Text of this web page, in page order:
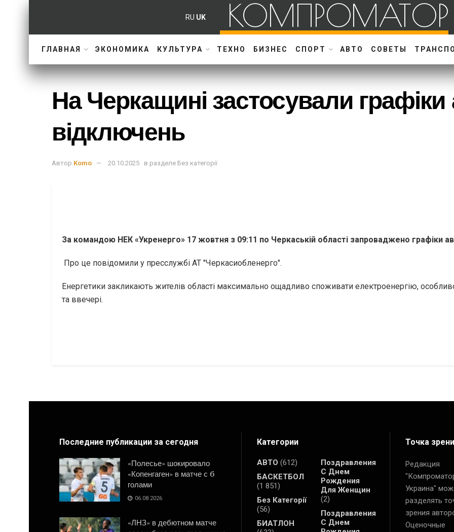
RU UK КОМПРОМАТОР
ГЛАВНАЯ ЭКОНОМИКА КУЛЬТУРА ТЕХНО БИЗНЕС СПОРТ АВТО СОВЕТЫ
На Черкащині застосували графіки
відключень
Автор Komo 20.10.2025 в разделе Без категорії
За командою НЕК «Укренерго» 17 жовтня з 09:11 по Черкаській області запроваджено графіки
Про це повідомили у пресслужбі АТ "Черкасиобленерго".
Енергетики закликають жителів області максимально ощадливо споживати електроенергію,
та ввечері.
Последние публикации за сегодня
«Полесье» шокировало
«Копенгаген» в матче с 6
голами
06.08.2026
«ЛНЗ» в дебютном матче
Категории
АВТО (612)
БАСКЕТБОЛ
(1 851)
Без Категорії
(56)
БИАТЛОН
Поздравления
С Днем
Рождения
Для Женщин
(2)
Поздравления
С Днем
Точка
Редакция
Украина"
разделять
зрения
Оценочные